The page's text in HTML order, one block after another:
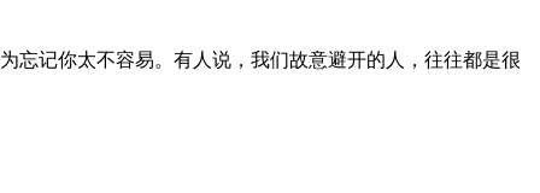
忘记你太不容易。有人说，我们故意避开的人，往往都是很